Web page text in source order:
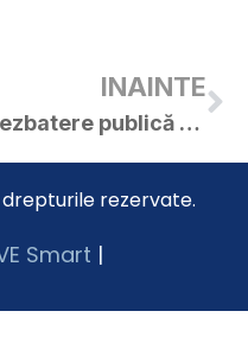
INAINTE
Dezbatere publică cu privire la adoptarea unei soluții de proiectare la faza Proiect tehnic și detalii de execuție cu denumirea ”Modernizare zonă ștrand termal și zonă parc cu lac de agrement” – Obiectivul de investiții ”Zonă Parc cu Lac de Agrement (Limboasa)” a Orașului Curtici
rezervate.
Smart |